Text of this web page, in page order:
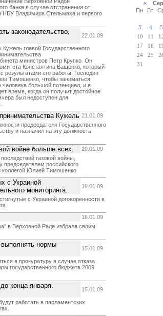
банка в случае отстранения от
НБУ Владимира Стельмаха и первого
законодательство,
22.01.09
главой Государственного
министров Петр Крупко. Он
Константина Ващенко, который
результатами его работы. Господин
Тимошенко, чтобы заниматься
большой потенциал, и я
время, когда он получит достойное
был недоступен для
Кужель 21.01.09
председателя Государственного
и назначил на эту должность
войне больше всех.
20.01.09
газовой войны,
российского
коллегой Юлией Тимошенко.
с Украиной
мониторинга.
19.01.09
с Украиной договоренности в
16.01.09
в Верховной Раде избрала своим
выполнять нормы
15.01.09
в прокуратуру в случае отказа
государственного бюджета 2009
конца января.
15.01.09
работать в парламентских
«
Пн
Вт
3
4 5
10
11
17
18
24
25
31